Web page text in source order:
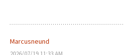
Marcusneund